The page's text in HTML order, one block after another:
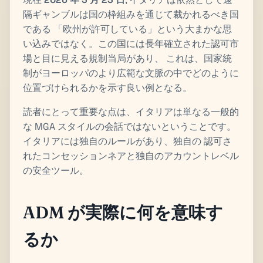
隔ギャンブルは国の枠組みを通じて裁かれるべき国
である 「欧州が許可している」という大まかな思
い込みではなく。この国には長年確立された認可市
場と目に見える規制当局があり、 これは、国家統
制がヨーロッパのより広範な文脈の中でどのように
位置づけられるかを示す良い例となる。
読者にとって重要な点は、イタリアは単なる一般的
な MGA スタイルの会話ではないということです。
イタリアには独自のルールがあり、独自の 認可さ
れたコンセッションネアと独自のアカウントレベル
の安全ツール。
ADM が実際に何を意味す
るか